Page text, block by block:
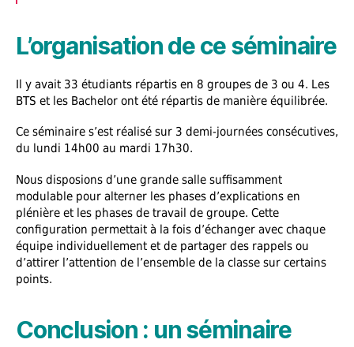
L’organisation de ce séminaire
Il y avait 33 étudiants répartis en 8 groupes de 3 ou 4. Les
BTS et les Bachelor ont été répartis de manière équilibrée.
Ce séminaire s’est réalisé sur 3 demi-journées consécutives,
du lundi 14h00 au mardi 17h30.
Nous disposions d’une grande salle suffisamment
modulable pour alterner les phases d’explications en
plénière et les phases de travail de groupe. Cette
configuration permettait à la fois d’échanger avec chaque
équipe individuellement et de partager des rappels ou
d’attirer l’attention de l’ensemble de la classe sur certains
points.
Conclusion : un séminaire